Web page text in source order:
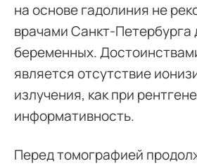
на основе гадолиния не
врачами Санкт-Петербурга
беременных.
является отсутствие
излучения, как при
информативность.
Перед томографией